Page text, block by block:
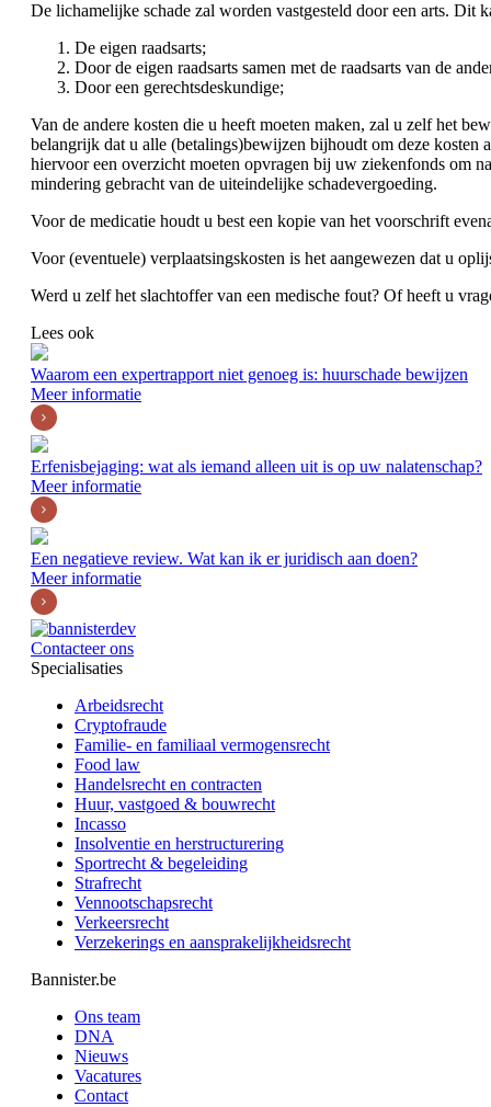
De lichamelijke schade zal worden vastgesteld door een arts. Dit
De eigen raadsarts;
Door de eigen raadsarts samen met de raadsarts van de
Door een gerechtsdeskundige;
Van de andere kosten die u heeft moeten maken, zal u zelf het
belangrijk dat u alle (betalings)bewijzen bijhoudt om deze kosten
hiervoor een overzicht moeten opvragen bij uw ziekenfonds om
mindering gebracht van de uiteindelijke schadevergoeding.
Voor de medicatie houdt u best een kopie van het voorschrift
Voor (eventuele) verplaatsingskosten is het aangewezen dat u
Werd u zelf het slachtoffer van een medische fout? Of heeft u
Lees ook
Waarom een expertrapport niet genoeg is: huurschade bewijzen
Meer informatie
Erfenisbejaging: wat als iemand alleen uit is op uw nalatenschap?
Meer informatie
Een negatieve review. Wat kan ik er juridisch aan doen?
Meer informatie
Contacteer ons
Specialisaties
Arbeidsrecht
Cryptofraude
Familie- en familiaal vermogensrecht
Food law
Handelsrecht en contracten
Huur, vastgoed & bouwrecht
Incasso
Insolventie en herstructurering
Sportrecht & begeleiding
Strafrecht
Vennootschapsrecht
Verkeersrecht
Verzekerings en aansprakelijkheidsrecht
Bannister.be
Ons team
DNA
Nieuws
Vacatures
Contact